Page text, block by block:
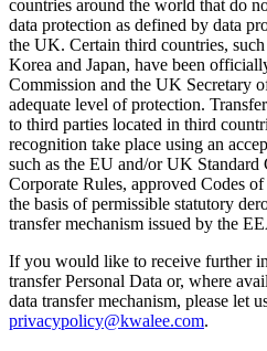
countries around the world that do
data protection as defined by data
the UK. Certain third countries,
Korea and Japan, have been
Commission and the UK Secretary
adequate level of protection.
to third parties located in third
recognition take place using an
such as the EU and/or UK
Corporate Rules, approved Codes
the basis of permissible statutory
transfer mechanism issued by the
If you would like to receive further
transfer Personal Data or, where
data transfer mechanism, please let
privacypolicy@kwalee.com.